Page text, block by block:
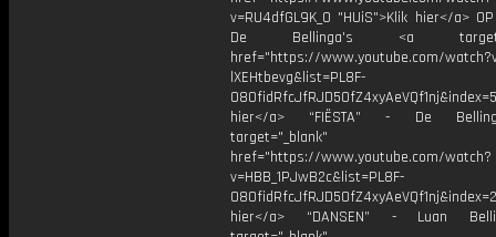
v=RU4dfGL9K_0 "HUiS">Klik hier</a> OP
De Bellinga's <a
href="https://www.youtube.com/
lXEHtbevg&list=PL8F-
hier</a> “FIËSTA” - De
target="_blank"
href="https://www.youtube.com/watch?
v=HBB_1PJwB2c&list=PL8F-
hier</a> “DANSEN” - Luan